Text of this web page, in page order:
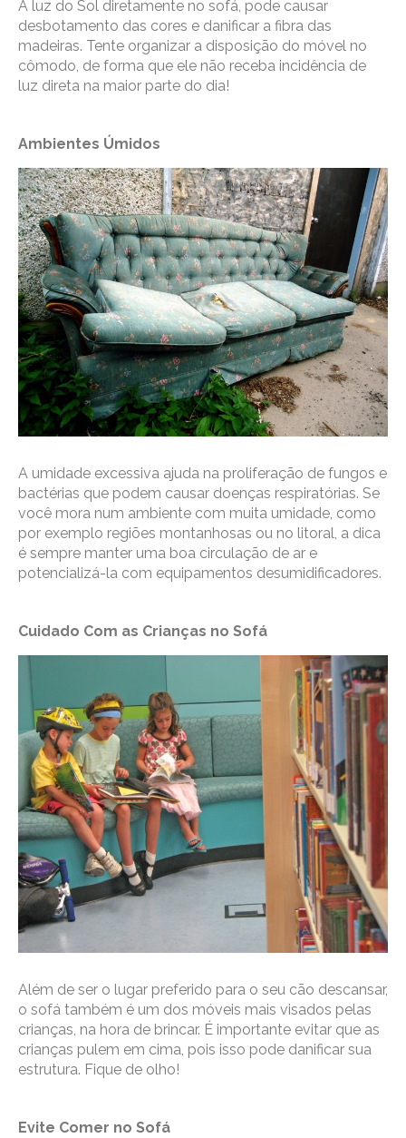
A luz do Sol diretamente no sofá, pode causar
desbotamento das cores e danificar a fibra das
madeiras. Tente organizar a disposição do móvel no
cômodo, de forma que ele não receba incidência de
luz direta na maior parte do dia!
Ambientes Úmidos
A umidade excessiva ajuda na proliferação de fungos e
bactérias que podem causar doenças respiratórias. Se
você mora num ambiente com muita umidade, como
por exemplo regiões montanhosas ou no litoral, a dica
é sempre manter uma boa circulação de ar e
potencializá-la com equipamentos desumidificadores.
Cuidado Com as Crianças no Sofá
Além de ser o lugar preferido para o seu cão descansar,
o sofá também é um dos móveis mais visados pelas
crianças, na hora de brincar. É importante evitar que as
crianças pulem em cima, pois isso pode danificar sua
estrutura. Fique de olho!
Evite Comer no Sofá